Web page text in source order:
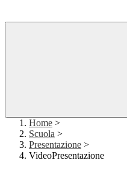
Home >
Scuola >
Presentazione >
VideoPresentazione